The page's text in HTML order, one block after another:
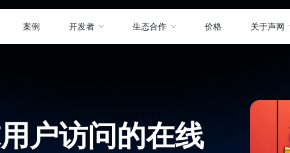
案例 开发者 生态合作 价格 关于声网
户访问的在线